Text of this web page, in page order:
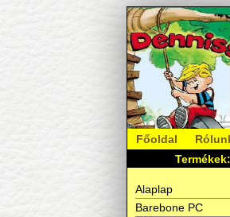
Főoldal
Termékek:
Alaplap
Barebone PC